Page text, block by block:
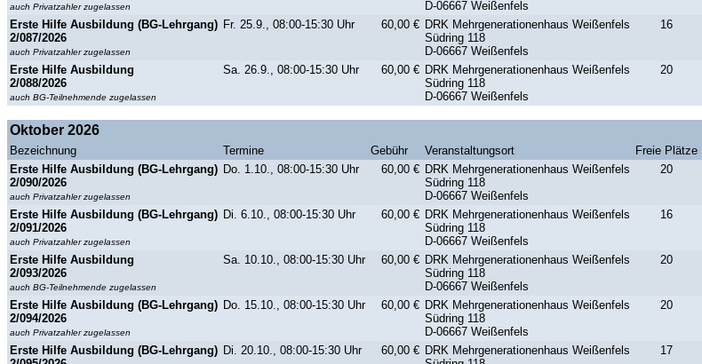
auch Privatzahler zugelassen
D-06667 Weißenfels
Erste Hilfe Ausbildung (BG-Lehrgang)
2/087/2026
auch Privatzahler zugelassen
Fr. 25.9., 08:00-15:30 Uhr 60,00 € DRK Mehrgenerationenhaus Weißenfels
Südring 118
D-06667 Weißenfels
16
Erste Hilfe Ausbildung
2/088/2026
auch BG-Teilnehmende zugelassen
Sa. 26.9., 08:00-15:30 Uhr 60,00 € DRK Mehrgenerationenhaus Weißenfels
Südring 118
D-06667 Weißenfels
20
Oktober 2026
Bezeichnung Termine Gebühr Veranstaltungsort
Freie Plätze
Erste Hilfe Ausbildung (BG-Lehrgang)
2/090/2026
auch Privatzahler zugelassen
Do. 1.10., 08:00-15:30 Uhr 60,00 € DRK Mehrgenerationenhaus Weißenfels
Südring 118
D-06667 Weißenfels
20
Erste Hilfe Ausbildung (BG-Lehrgang)
2/091/2026
auch Privatzahler zugelassen
Di. 6.10., 08:00-15:30 Uhr 60,00 € DRK Mehrgenerationenhaus Weißenfels
Südring 118
D-06667 Weißenfels
16
Erste Hilfe Ausbildung
2/093/2026
auch BG-Teilnehmende zugelassen
Sa. 10.10., 08:00-15:30 Uhr 60,00 € DRK Mehrgenerationenhaus Weißenfels
Südring 118
D-06667 Weißenfels
20
Erste Hilfe Ausbildung (BG-Lehrgang)
2/094/2026
auch Privatzahler zugelassen
Do. 15.10., 08:00-15:30 Uhr 60,00 € DRK Mehrgenerationenhaus Weißenfels
Südring 118
D-06667 Weißenfels
20
Erste Hilfe Ausbildung (BG-Lehrgang) Di. 20.10., 08:00-15:30 Uhr 60,00 € DRK Mehrgenerationenhaus Weißenfels
17